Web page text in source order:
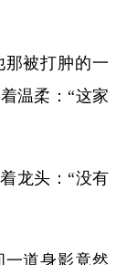
被打肿的一
温柔：“这家
龙头：“没有
道身影竟然